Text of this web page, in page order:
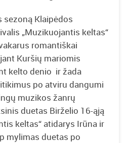
Klaipėdos
„Muzikuojantis keltas“
romantiškai
Kuršių mariomis
kelto denio ir žada
po atviru dangumi
muzikos žanrų
duetas Birželio 16-ąją
keltas“ atidarys Irūna ir
mylimas duetas po